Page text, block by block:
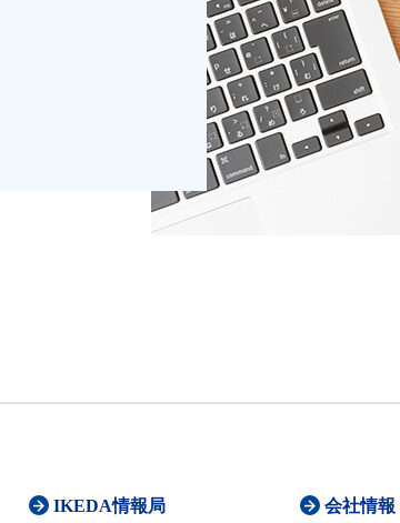
IKEDA情報局 会社情報